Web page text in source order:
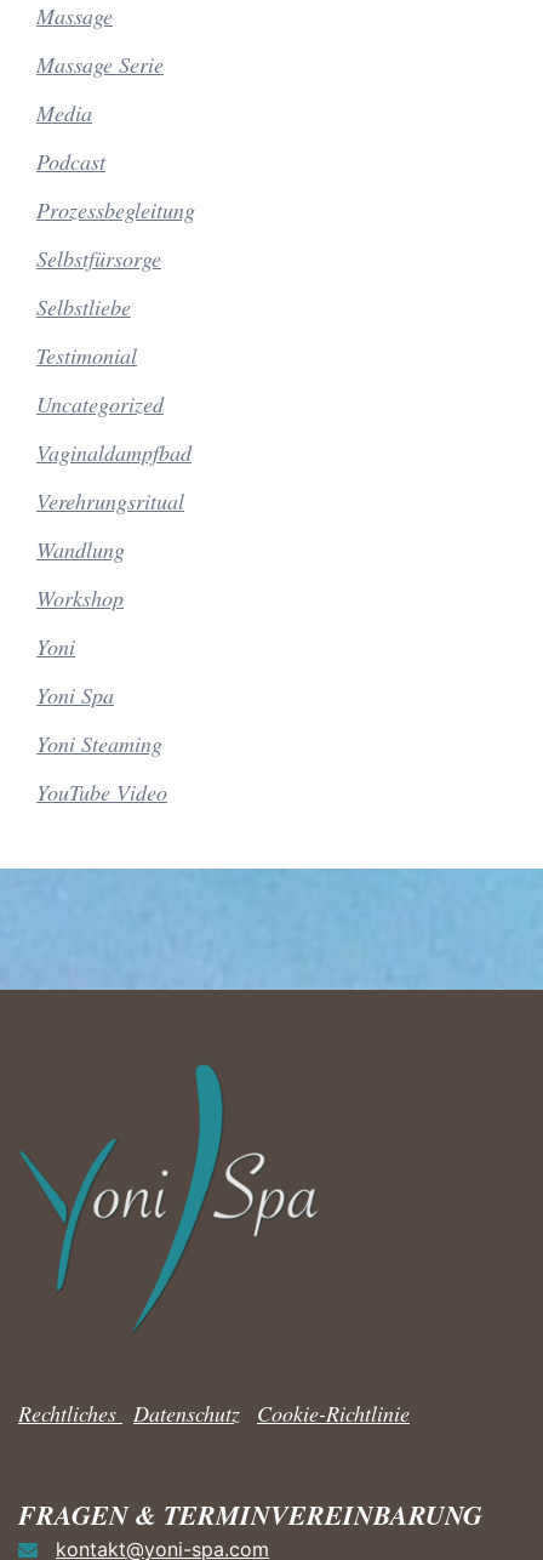
Massage
Massage Serie
Media
Podcast
Prozessbegleitung
Selbstfürsorge
Selbstliebe
Testimonial
Uncategorized
Vaginaldampfbad
Verehrungsritual
Wandlung
Workshop
Yoni
Yoni Spa
Yoni Steaming
YouTube Video
Rechtliches Datenschutz Cookie-Richtlinie
FRAGEN & TERMINVEREINBARUNG
kontakt@yoni-spa.com